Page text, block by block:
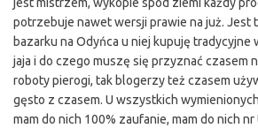
jest mistrzem, wykopie spod ziemi każdy
potrzebuje nawet wersji prawie na już. Jest
bazarku na Odyńca u niej kupuję tradycyjne
jaja i do czego muszę się przyznać czasem
roboty pierogi, tak blogerzy też czasem
gęsto z czasem. U wszystkich
mam do nich 100% zaufanie, mam do nich